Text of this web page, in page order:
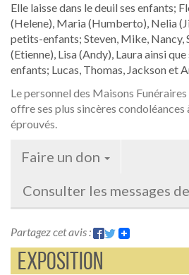
Elle laisse dans le deuil ses enfants;
(Helene), Maria (Humberto), Nelia
petits-enfants; Steven, Mike, Nancy,
(Etienne), Lisa (Andy), Laura ainsi
enfants; Lucas, Thomas, Jackson et
Le personnel des Maisons
offre ses plus sincères condoléances
éprouvés.
Faire un don
Consulter les messages
Partagez cet avis :
Exposition